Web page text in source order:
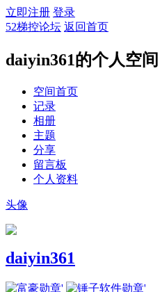
立即注册 登录
52梯控论坛 返回首页
daiyin361的个人空间
空间首页
记录
相册
主题
分享
留言板
个人资料
头像
daiyin361